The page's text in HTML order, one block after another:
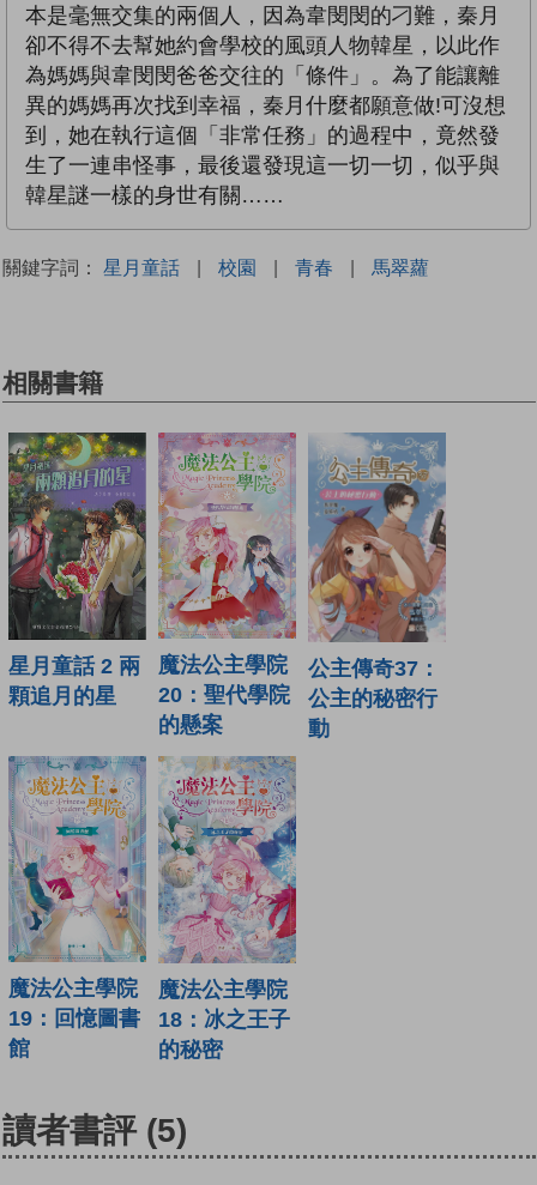
本是毫無交集的兩個人，因為韋閔閔的刁難，秦月
卻不得不去幫她約會學校的風頭人物韓星，以此作
為媽媽與韋閔閔爸爸交往的「條件」。為了能讓離
異的媽媽再次找到幸福，秦月什麼都願意做!可沒想
到，她在執行這個「非常任務」的過程中，竟然發
生了一連串怪事，最後還發現這一切一切，似乎與
韓星謎一樣的身世有關……
關鍵字詞： 星月童話 | 校園 | 青春 | 馬翠蘿
相關書籍
星月童話 2 兩
顆追月的星
魔法公主學院
20：聖代學院
的懸案
公主傳奇37：
公主的秘密行
動
魔法公主學院
19：回憶圖書
館
魔法公主學院
18：冰之王子
的秘密
讀者書評 (5)